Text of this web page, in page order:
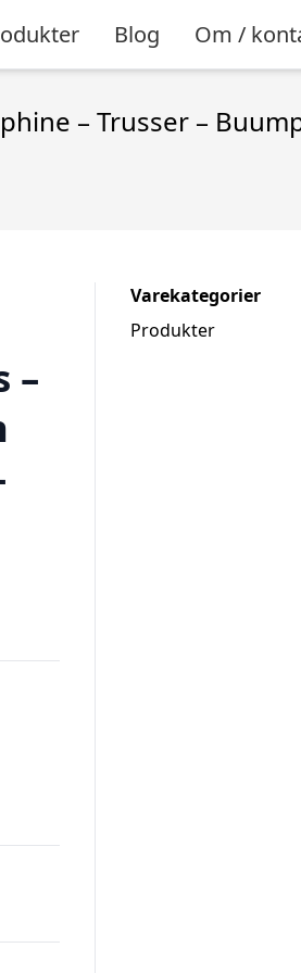
Blog Om /
– Trusser –
–
Varekategorier
Produkter